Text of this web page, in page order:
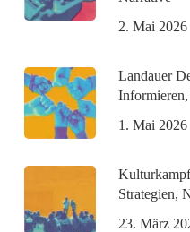
2. Mai 2026
Landauer
1. Mai 2026
Strategien,
23. März